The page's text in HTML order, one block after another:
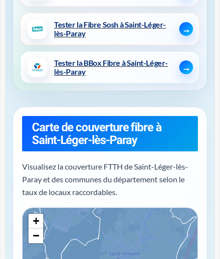
Tester la Fibre Sosh à Saint-Léger-
lès-Paray
Tester la BBox Fibre à Saint-Léger-
lès-Paray
Carte de couverture fibre à
Saint-Léger-lès-Paray
Visualisez la couverture FTTH de Saint-Léger-lès-
Paray et des communes du département selon le
taux de locaux raccordables.
+
−